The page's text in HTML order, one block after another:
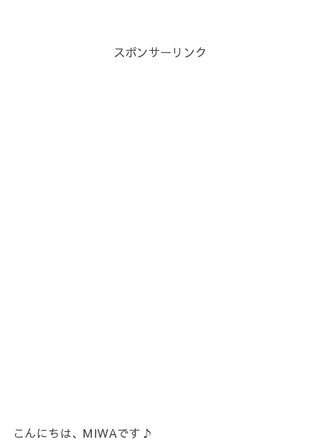
スポンサーリンク
こんにちは、MIWAです♪